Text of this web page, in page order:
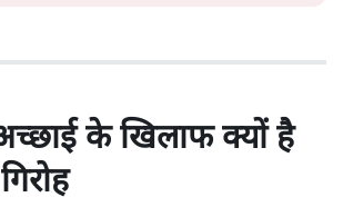
के खिलाफ क्यों है